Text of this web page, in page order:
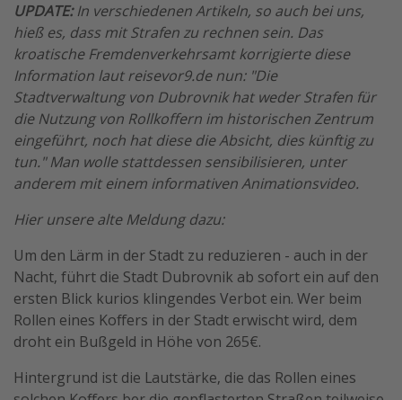
Strandurlaub
Gruppenreisen
Hotels in Hamburg
Hotels in Amsterdam
Hotels am Achensee
Reise Journal
Familienurlaub in der Türkei
Rundreisen in Thailand
Bahnreisen in der Schweiz
Reisepassfreie Reiseziele
Travel Know How
UPDATE:In verschiedenen Artikeln, so auch bei uns,
hieß es, dass mit Strafen zu rechnen sein. Das
kroatische Fremdenverkehrsamt korrigierte diese
Information laut reisevor9.de nun: "Die
Stadtverwaltung von Dubrovnik hat weder Strafen für
die Nutzung von Rollkoffern im historischen Zentrum
eingeführt, noch hat diese die Absicht, dies künftig zu
tun." Man wolle stattdessen sensibilisieren, unter
anderem mit einem informativen Animationsvideo.
Hier unsere alte Meldung dazu:
Um den Lärm in der Stadt zu reduzieren - auch in der
Nacht, führt die Stadt Dubrovnik ab sofort ein auf den
ersten Blick kurios klingendes Verbot ein. Wer beim
Rollen eines Koffers in der Stadt erwischt wird, dem
droht ein Bußgeld in Höhe von 265€.
Hintergrund ist die Lautstärke, die das Rollen eines